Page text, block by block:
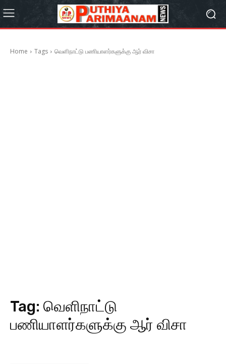
Home Tags வெளிநாட்டு பணியாளர்களுக்கு ஆர் விசா
Tag: வெளிநாட்டு
பணியாளர்களுக்கு ஆர் விசா